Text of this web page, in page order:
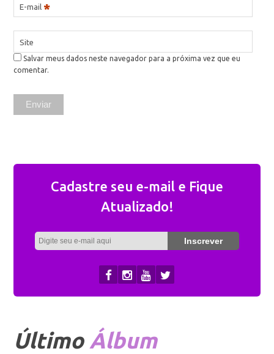
E-mail *
Site
Salvar meus dados neste navegador para a próxima vez que eu
comentar.
Cadastre seu e-mail e Fique
Atualizado!
Último Álbum